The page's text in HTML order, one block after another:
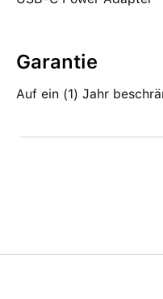
Garantie
Auf ein (1) Jahr